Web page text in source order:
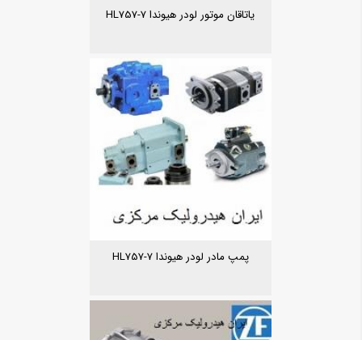
یاتاقان موتور لودر هیوندا HL757-7
پمپ مادر لودر هیوندا HL757-7